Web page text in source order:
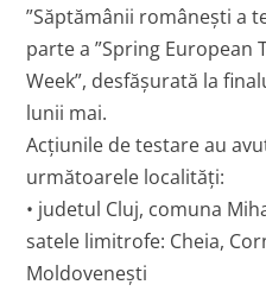
”Săptămânii românești a
parte a ”Spring European
Week”, desfășurată la
lunii mai.
Acțiunile de testare au
următoarele localități:
• judetul Cluj, comuna
satele limitrofe: Cheia,
Moldovenești